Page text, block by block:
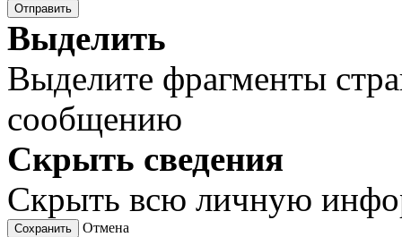
Отправить
Выделить
Выделите фрагменты
сообщению
Скрыть сведения
Скрыть всю личную
Сохранить Отмена